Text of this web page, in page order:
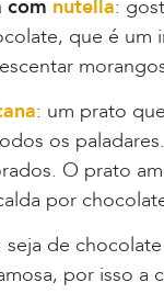
com nutella:
que é um
: um prato
os
O prato
por
seja de
por isso a